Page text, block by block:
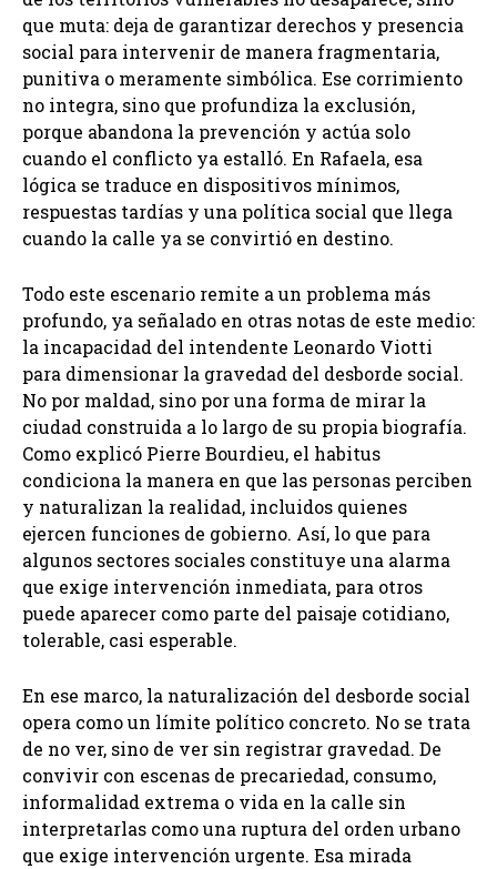
que muta: deja de garantizar derechos y presencia
social para intervenir de manera fragmentaria,
punitiva o meramente simbólica. Ese corrimiento
no integra, sino que profundiza la exclusión,
porque abandona la prevención y actúa solo
cuando el conflicto ya estalló. En Rafaela, esa
lógica se traduce en dispositivos mínimos,
respuestas tardías y una política social que llega
cuando la calle ya se convirtió en destino.
Todo este escenario remite a un problema más
profundo, ya señalado en otras notas de este medio:
la incapacidad del intendente Leonardo Viotti
para dimensionar la gravedad del desborde social.
No por maldad, sino por una forma de mirar la
ciudad construida a lo largo de su propia biografía.
Como explicó Pierre Bourdieu, el habitus
condiciona la manera en que las personas perciben
y naturalizan la realidad, incluidos quienes
ejercen funciones de gobierno. Así, lo que para
algunos sectores sociales constituye una alarma
que exige intervención inmediata, para otros
puede aparecer como parte del paisaje cotidiano,
tolerable, casi esperable.
En ese marco, la naturalización del desborde social
opera como un límite político concreto. No se trata
de no ver, sino de ver sin registrar gravedad. De
convivir con escenas de precariedad, consumo,
informalidad extrema o vida en la calle sin
interpretarlas como una ruptura del orden urbano
que exige intervención urgente. Esa mirada